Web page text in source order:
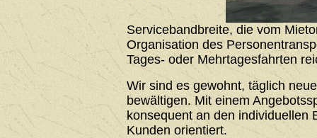
Servicebandbreite, die vom
Organisation des
Tages- oder Mehrtagesfahrten
Wir sind es gewohnt, täglich
bewältigen. Mit einem
konsequent an den individuellen
Kunden orientiert.